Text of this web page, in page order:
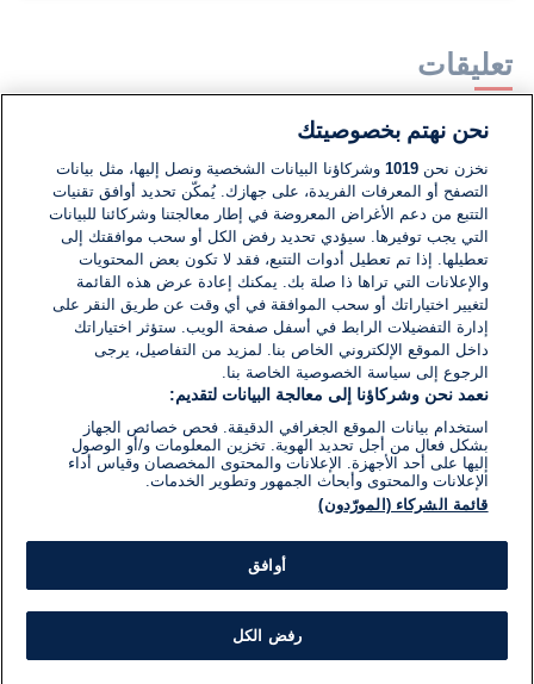
تعليقات
لا توجد تعليقات مكتوبة حتى الآن. كن الأول!
اكتب تعليقًا جديدًا ...
نحن نهتم بخصوصيتك
نخزن نحن1019 وشركاؤنا البيانات الشخصية ونصل إليها، مثل بيانات
التصفح أو المعرفات الفريدة، على جهازك. يُمكّن تحديد أوافق تقنيات
التتبع من دعم الأغراض المعروضة في إطار معالجتنا وشركائنا للبيانات
التي يجب توفيرها. سيؤدي تحديد رفض الكل أو سحب موافقتك إلى
تعطيلها. إذا تم تعطيل أدوات التتبع، فقد لا تكون بعض المحتويات
والإعلانات التي تراها ذا صلة بك. يمكنك إعادة عرض هذه القائمة
لتغيير اختياراتك أو سحب الموافقة في أي وقت عن طريق النقر على
إدارة التفضيلات الرابط في أسفل صفحة الويب. ستؤثر اختياراتك
داخل الموقع الإلكتروني الخاص بنا. لمزيد من التفاصيل، يرجى
الرجوع إلى سياسة الخصوصية الخاصة بنا.
نعمد نحن وشركاؤنا إلى معالجة البيانات لتقديم:
استخدام بيانات الموقع الجغرافي الدقيقة. فحص خصائص الجهاز
بشكل فعال من أجل تحديد الهوية. تخزين المعلومات و/أو الوصول
إليها على أحد الأجهزة. الإعلانات والمحتوى المخصصان وقياس أداء
الإعلانات والمحتوى وأبحاث الجمهور وتطوير الخدمات.
قائمة الشركاء (المورّدون)
أوافق
رفض الكل